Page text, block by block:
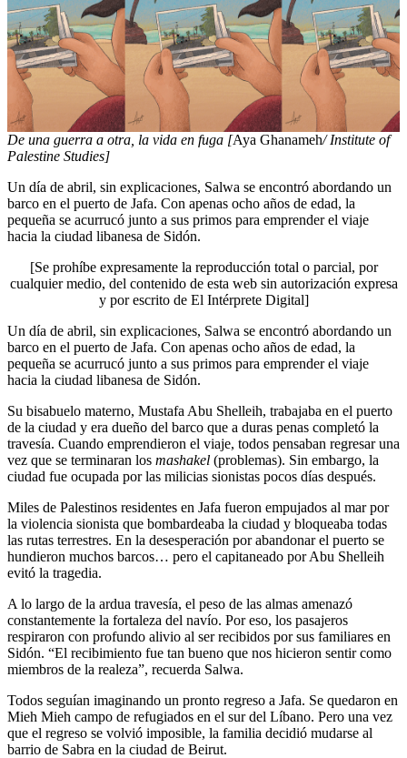
De una guerra a otra, la vida en fuga [Aya Ghanameh/ Institute of
Palestine Studies]
Un día de abril, sin explicaciones, Salwa se encontró abordando un
barco en el puerto de Jafa. Con apenas ocho años de edad, la
pequeña se acurrucó junto a sus primos para emprender el viaje
hacia la ciudad libanesa de Sidón.
[Se prohíbe expresamente la reproducción total o parcial, por
cualquier medio, del contenido de esta web sin autorización expresa
y por escrito de El Intérprete Digital]
Un día de abril, sin explicaciones, Salwa se encontró abordando un
barco en el puerto de Jafa. Con apenas ocho años de edad, la
pequeña se acurrucó junto a sus primos para emprender el viaje
hacia la ciudad libanesa de Sidón.
Su bisabuelo materno, Mustafa Abu Shelleih, trabajaba en el puerto
de la ciudad y era dueño del barco que a duras penas completó la
travesía. Cuando emprendieron el viaje, todos pensaban regresar una
vez que se terminaran los mashakel (problemas). Sin embargo, la
ciudad fue ocupada por las milicias sionistas pocos días después.
Miles de Palestinos residentes en Jafa fueron empujados al mar por
la violencia sionista que bombardeaba la ciudad y bloqueaba todas
las rutas terrestres. En la desesperación por abandonar el puerto se
hundieron muchos barcos… pero el capitaneado por Abu Shelleih
evitó la tragedia.
A lo largo de la ardua travesía, el peso de las almas amenazó
constantemente la fortaleza del navío. Por eso, los pasajeros
respiraron con profundo alivio al ser recibidos por sus familiares en
Sidón. “El recibimiento fue tan bueno que nos hicieron sentir como
miembros de la realeza”, recuerda Salwa.
Todos seguían imaginando un pronto regreso a Jafa. Se quedaron en
Mieh Mieh campo de refugiados en el sur del Líbano. Pero una vez
que el regreso se volvió imposible, la familia decidió mudarse al
barrio de Sabra en la ciudad de Beirut.